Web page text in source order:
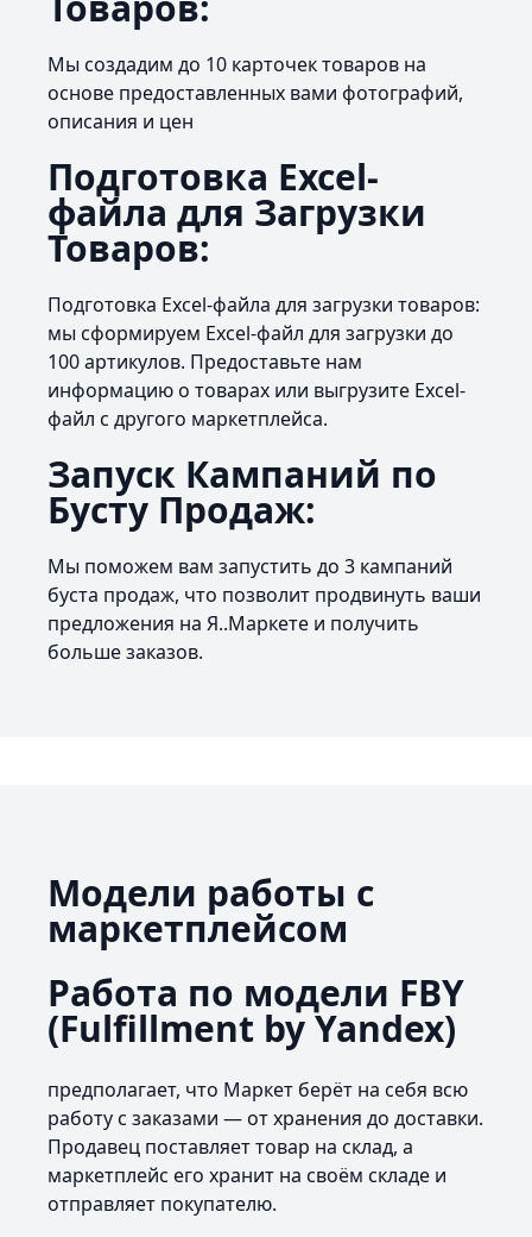
Мы создадим до 10 карточек товаров на
основе предоставленных вами фотографий,
описания и цен
Подготовка Excel-
файла для Загрузки
Товаров:
Подготовка Excel-файла для загрузки товаров:
мы сформируем Excel-файл для загрузки до
100 артикулов. Предоставьте нам
информацию о товарах или выгрузите Excel-
файл с другого маркетплейса.
Запуск Кампаний по
Бусту Продаж:
Мы поможем вам запустить до 3 кампаний
буста продаж, что позволит продвинуть ваши
предложения на Я..Маркете и получить
больше заказов.
Модели работы с
маркетплейсом
Работа по модели FBY
(Fulfillment by Yandex)
предполагает, что Маркет берёт на себя всю
работу с заказами — от хранения до доставки.
Продавец поставляет товар на склад, а
маркетплейс его хранит на своём складе и
отправляет покупателю.